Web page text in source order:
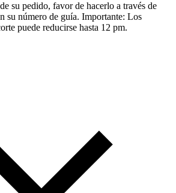
su pedido, favor de hacerlo a través de
su número de guía. Importante: Los
puede reducirse hasta 12 pm.